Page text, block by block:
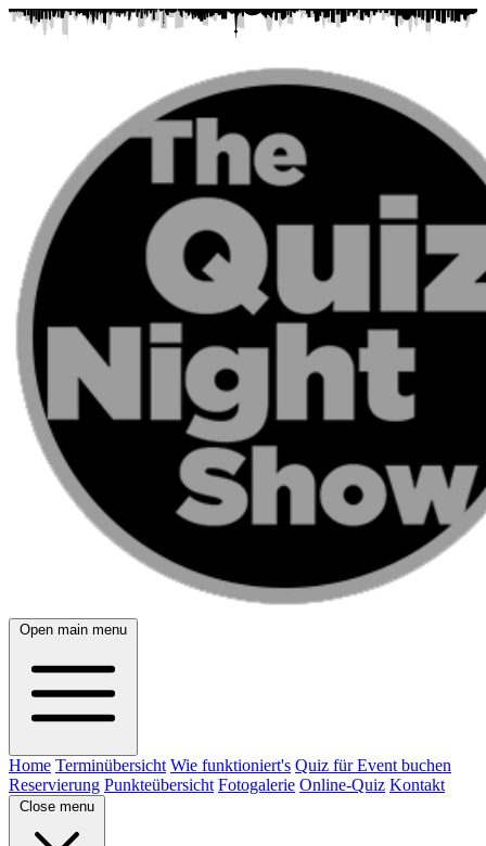
Open main menu
Home Terminübersicht Wie funktioniert's Quiz für Event buchen
Reservierung Punkteübersicht Fotogalerie Online-Quiz Kontakt
Close menu